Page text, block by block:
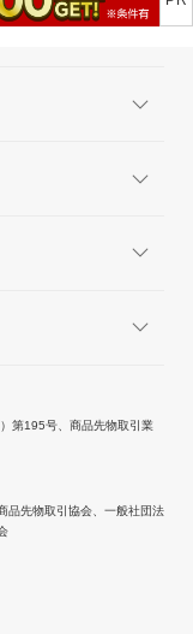
第195号、商品先物取引業
品先物取引協会、一般社団法